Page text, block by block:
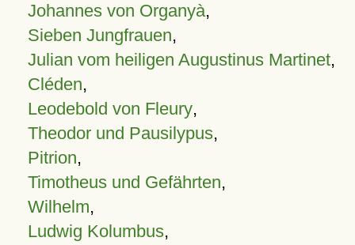
Johannes von Organyà,
Sieben Jungfrauen,
Julian vom heiligen Augustinus Martinet,
Cléden,
Leodebold von Fleury,
Theodor und Pausilypus,
Pitrion,
Timotheus und Gefährten,
Wilhelm,
Ludwig Kolumbus,